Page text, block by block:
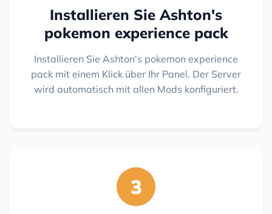
Installieren Sie Ashton's
pokemon experience pack
Installieren Sie Ashton's pokemon experience
pack mit einem Klick über Ihr Panel. Der Server
wird automatisch mit allen Mods konfiguriert.
3